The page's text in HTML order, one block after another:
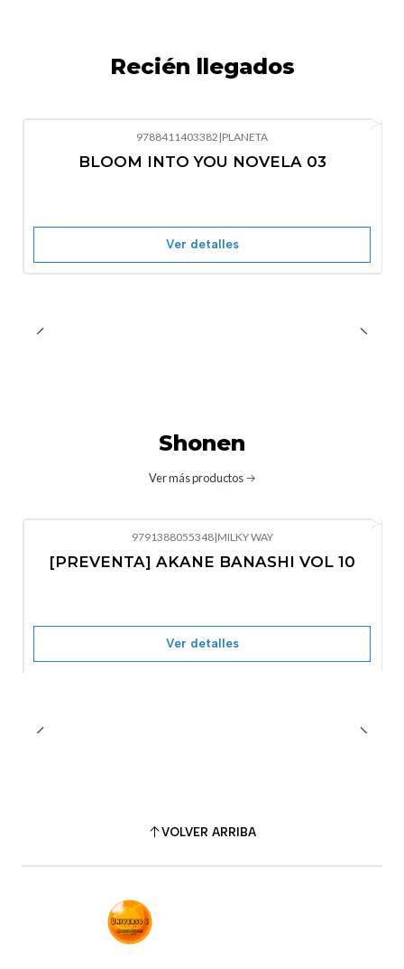
Recién llegados
9788411403382 |PLANETA
BLOOM INTO YOU NOVELA 03
Ver detalles
Shonen
Ver más productos
No disponible
9791388055348|MILKY WAY
[PREVENTA] AKANE BANASHI VOL 10
Ver detalles
VOLVER ARRIBA